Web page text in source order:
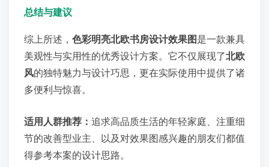
总结与建议
综上所述， 色彩明亮北欧书房设计效果图是一款兼具
美观性与实用性的优秀设计方案。它不仅展现了北欧
风的独特魅力与设计巧思，更在实际使用中提供了诸
多便利与惊喜。
适用人群推荐： 追求高品质生活的年轻家庭、注重细
节的改善型业主、以及对效果图感兴趣的朋友们都值
得参考本案的设计思路。